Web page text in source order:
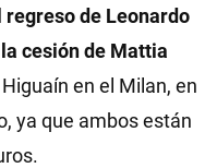
regreso de Leonardo
cesión de Mattia
en el Milan, en
ya que ambos están